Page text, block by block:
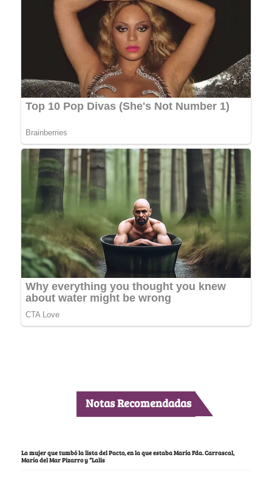
Notas Recomendadas
La mujer que tumbó la lista del Pacto, en la que estaba María Fda. Carrascal,
María del Mar Pizarro y “Lalis